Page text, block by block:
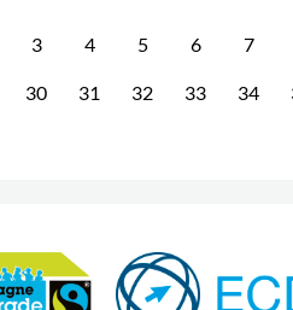
3 4 5 6 7
30 31 32 33 34